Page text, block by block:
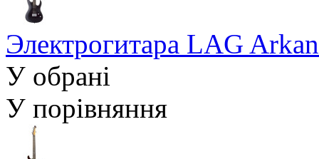
Электрогитара LAG
У обрані
У порівняння